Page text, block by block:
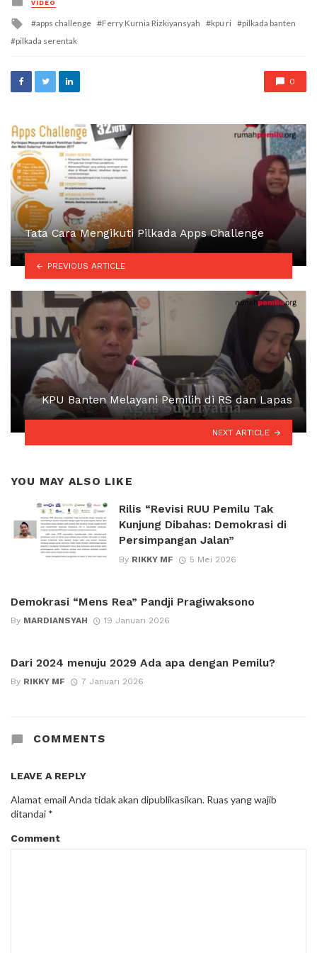
in
VIDEO
Tagged
apps challenge Ferry Kurnia Rizkiyansyah kpu ri
pilkada banten
pilkada serentak
0
Tata Cara Mengikuti Pilkada Apps Challenge
PREVIOUS ARTICLE
KPU Banten Melayani Pemilih di RS dan Lapas
NEXT ARTICLE
YOU MAY ALSO LIKE
Rilis “Revisi RUU Pemilu Tak
Kunjung Dibahas: Demokrasi di
Persimpangan Jalan”
By RIKKY MF 5 Mei 2026
Demokrasi “Mens Rea” Pandji Pragiwaksono
By MARDIANSYAH 19 Januari 2026
Dari 2024 menuju 2029 Ada apa dengan Pemilu?
By RIKKY MF 7 Januari 2026
COMMENTS
LEAVE A REPLY
Alamat email Anda tidak akan dipublikasikan. Ruas yang wajib
ditandai *
Comment